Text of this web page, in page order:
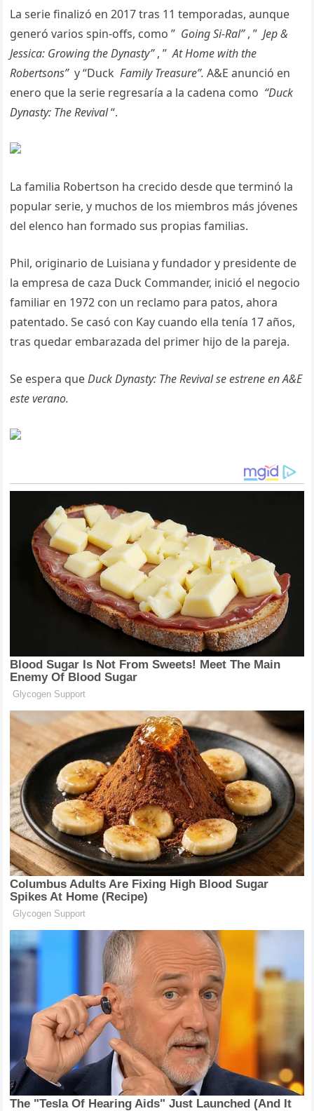
La serie finalizó en 2017 tras 11 temporadas, aunque
generó varios spin-offs, como ” Going Si-Ral”, ”Jep &
Jessica: Growing the Dynasty”, ”At Home with the
Robertsons”y “DuckFamily Treasure”. A&E anunció en
enero que la serie regresaría a la cadena como “Duck
Dynasty: The Revival“.
La familia Robertson ha crecido desde que terminó la
popular serie, y muchos de los miembros más jóvenes
del elenco han formado sus propias familias.
Phil, originario de Luisiana y fundador y presidente de
la empresa de caza Duck Commander, inició el negocio
familiar en 1972 con un reclamo para patos, ahora
patentado. Se casó con Kay cuando ella tenía 17 años,
tras quedar embarazada del primer hijo de la pareja.
Se espera queDuck Dynasty: The Revival se estrene en A&E
este verano.